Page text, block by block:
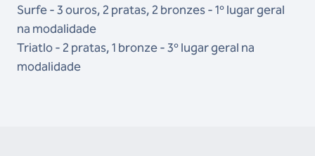
Surfe - 3 ouros, 2 pratas, 2 bronzes - 1º lugar geral
na modalidade
Triatlo - 2 pratas, 1 bronze - 3º lugar geral na
modalidade